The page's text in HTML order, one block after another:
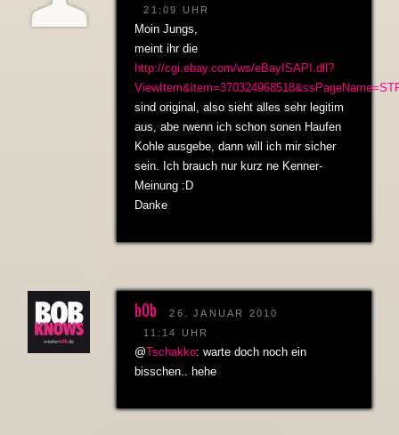
21:09 UHR
Moin Jungs,
meint ihr die
http://cgi.ebay.com/ws/eBayISAPI.dll?
sind original, also sieht alles sehr legitim
aus, abe rwenn ich schon sonen Haufen
Kohle ausgebe, dann will ich mir sicher
sein. Ich brauch nur kurz ne Kenner-
Meinung :D
Danke
b0b
26. JANUAR 2010
11:14 UHR
@Tschakko: warte doch noch ein
bisschen.. hehe